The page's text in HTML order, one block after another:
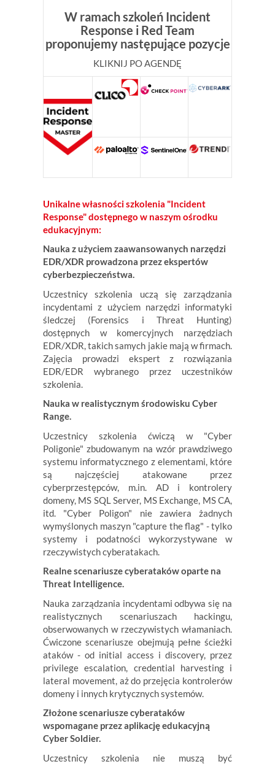
W ramach szkoleń Incident
Response i Red Team
proponujemy następujące pozycje
KLIKNIJ PO AGENDĘ
Unikalne własności szkolenia "Incident
Response" dostępnego w naszym ośrodku
edukacyjnym:
Nauka z użyciem zaawansowanych narzędzi
EDR/XDR prowadzona przez ekspertów
cyberbezpieczeństwa.
Uczestnicy szkolenia uczą się zarządzania
incydentami z użyciem narzędzi informatyki
śledczej (Forensics i Threat Hunting)
dostępnych w komercyjnych narzędziach
EDR/XDR, takich samych jakie mają w firmach.
Zajęcia prowadzi ekspert z rozwiązania
EDR/EDR wybranego przez uczestników
szkolenia.
Nauka w realistycznym środowisku Cyber
Range.
Uczestnicy szkolenia ćwiczą w "Cyber
Poligonie" zbudowanym na wzór prawdziwego
systemu informatycznego z elementami, które
są najczęściej atakowane przez
cyberprzestępców, m.in. AD i kontrolery
domeny, MS SQL Server, MS Exchange, MS CA,
itd. "Cyber Poligon" nie zawiera żadnych
wymyślonych maszyn "capture the flag" - tylko
systemy i podatności wykorzystywane w
rzeczywistych cyberatakach.
Realne scenariusze cyberataków oparte na
Threat Intelligence.
Nauka zarządzania incydentami odbywa się na
realistycznych scenariuszach hackingu,
obserwowanych w rzeczywistych włamaniach.
Ćwiczone scenariusze obejmują pełne ścieżki
ataków - od initial access i discovery, przez
privilege escalation, credential harvesting i
lateral movement, aż do przejęcia kontrolerów
domeny i innych krytycznych systemów.
Złożone scenariusze cyberataków
wspomagane przez aplikację edukacyjną
Cyber Soldier.
Uczestnicy szkolenia nie muszą być